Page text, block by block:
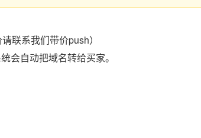
联系我们带价push）
会自动把域名转给买家。